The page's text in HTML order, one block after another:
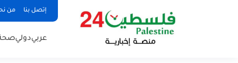
إتصل بنا من
عربيدولي